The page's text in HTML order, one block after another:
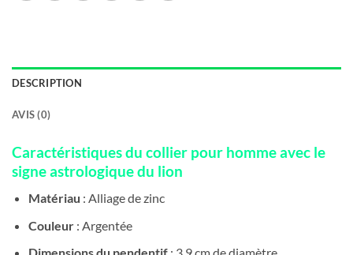
DESCRIPTION
AVIS (0)
Caractéristiques du collier pour homme avec le
signe astrologique du lion
Matériau : Alliage de zinc
Couleur: Argentée